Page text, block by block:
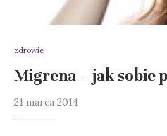
zdrowie
Migrena – jak sobie
21 marca 2014